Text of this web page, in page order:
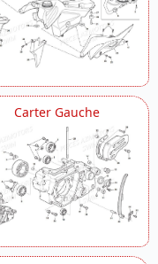
Carter Gauche